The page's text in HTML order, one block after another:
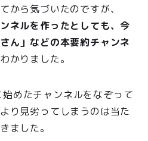
から気づいたのですが、
ネルを作ったとしても、今
ん」などの本要約チャンネ
かりました。
めたチャンネルをなぞって
り見劣ってしまうのは当た
ました。